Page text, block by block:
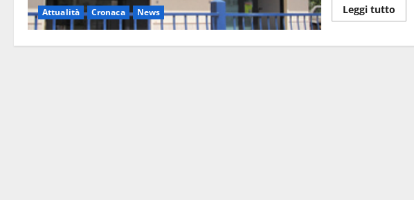
Attualità Cronaca News Leggi tutto